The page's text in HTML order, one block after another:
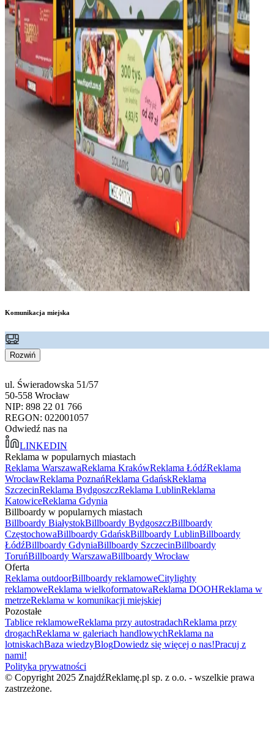
Komunikacja miejska
Rozwiń
ul. Świeradowska 51/57
50-558 Wrocław
NIP: 898 22 01 766
REGON: 022001057
Odwiedź nas na
LINKEDIN
Reklama w popularnych miastach
Reklama WarszawaReklama KrakówReklama ŁódźReklama
WrocławReklama PoznańReklama GdańskReklama
SzczecinReklama BydgoszczReklama LublinReklama
KatowiceReklama Gdynia
Billboardy w popularnych miastach
Billboardy BiałystokBillboardy BydgoszczBillboardy
CzęstochowaBillboardy GdańskBillboardy LublinBillboardy
ŁódźBillboardy GdyniaBillboardy SzczecinBillboardy
ToruńBillboardy WarszawaBillboardy Wrocław
Oferta
Reklama outdoorBillboardy reklamoweCitylighty
reklamoweReklama wielkoformatowaReklama DOOHReklama w
metrzeReklama w komunikacji miejskiej
Pozostałe
Tablice reklamoweReklama przy autostradachReklama przy
drogachReklama w galeriach handlowychReklama na
lotniskachBaza wiedzyBlogDowiedz się więcej o nas!Pracuj z
nami!
Polityka prywatności
© Copyright 2025 ZnajdźReklamę.pl sp. z o.o. - wszelkie prawa
zastrzeżone.